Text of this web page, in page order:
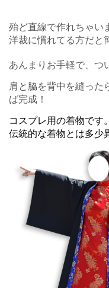
殆ど直線で作れちゃい
洋裁に慣れてる方だと
あんまりお手軽で、つ
肩と脇を背中を縫った
ば完成！
コスプレ用の着物です。
伝統的な着物とは多少